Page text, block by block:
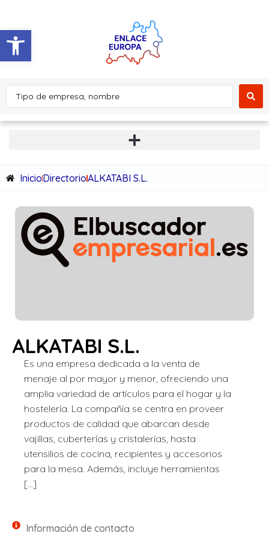
Abrir barra de herramientas
InicioDirectorioALKATABI S.L.
ALKATABI S.L.
Es una empresa dedicada a la venta de
menaje al por mayor y menor, ofreciendo una
amplia variedad de artículos para el hogar y la
hostelería. La compañía se centra en proveer
productos de calidad que abarcan desde
vajillas, cuberterías y cristalerías, hasta
utensilios de cocina, recipientes y accesorios
para la mesa. Además, incluye herramientas
[…]
Información de contacto